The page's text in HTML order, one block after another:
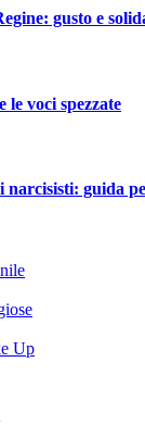
gusto e
voci spezzate
narcisisti: guida
Up